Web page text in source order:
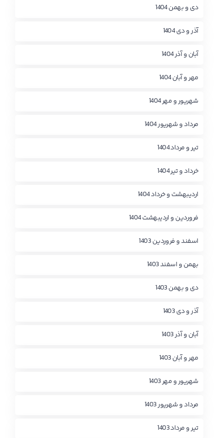
دی و بهمن 1404
آذر و دی 1404
آبان و آذر 1404
مهر و آبان 1404
شهریور و مهر 1404
مرداد و شهریور 1404
تیر و مرداد 1404
خرداد و تیر 1404
اردیبهشت و خرداد 1404
فروردین و اردیبهشت 1404
اسفند و فروردین 1403
بهمن و اسفند 1403
دی و بهمن 1403
آذر و دی 1403
آبان و آذر 1403
مهر و آبان 1403
شهریور و مهر 1403
مرداد و شهریور 1403
تیر و مرداد 1403